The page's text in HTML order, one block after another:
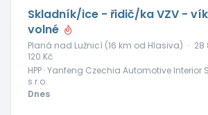
Skladník/ice - řidič/ka VZV -
volné
Planá nad Lužnicí (16 km od Hlasiva) · 28
120 Kč
HPP · Yanfeng Czechia Automotive Interior
s.r.o.
Dnes